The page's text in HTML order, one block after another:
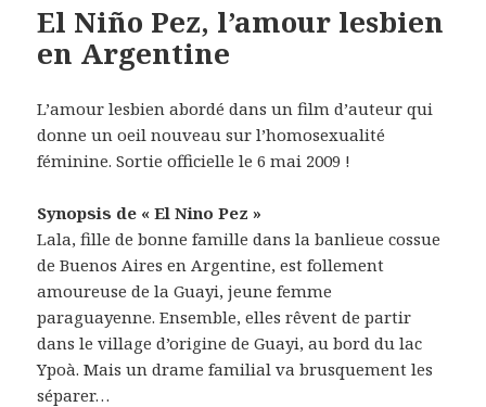
El Niño Pez, l’amour lesbien
en Argentine
L’amour lesbien abordé dans un film d’auteur qui
donne un oeil nouveau sur l’homosexualité
féminine. Sortie officielle le 6 mai 2009 !
Synopsis de « El Nino Pez »
Lala, fille de bonne famille dans la banlieue cossue
de Buenos Aires en Argentine, est follement
amoureuse de la Guayi, jeune femme
paraguayenne. Ensemble, elles rêvent de partir
dans le village d’origine de Guayi, au bord du lac
Ypoà. Mais un drame familial va brusquement les
séparer…